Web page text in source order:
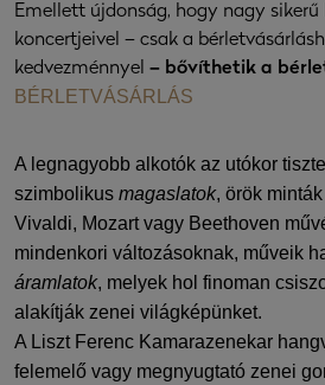
Emellett újdonság, hogy nagy
koncertjeivel – csak a
kedvezménnyel – bővíthetik a
BÉRLETVÁSÁRLÁS
A legnagyobb alkotók az utókor
szimbolikus magaslatok, örök
Vivaldi, Mozart vagy Beethoven
mindenkori változásoknak, műveik
áramlatok, melyek hol finoman
alakítják zenei világképünket.
A Liszt Ferenc Kamarazenekar
felemelő vagy megnyugtató zenei